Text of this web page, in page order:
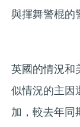
與揮舞警棍的
英國的情況和
似情況的主因
加，較去年同